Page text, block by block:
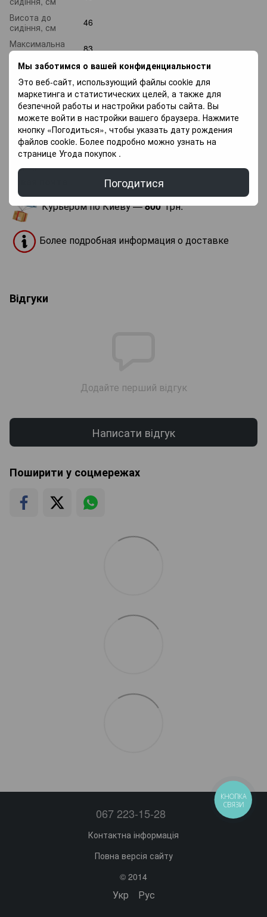
Мы заботимся о вашей конфиденциальности
Это веб-сайт, использующий файлы cookie для
маркетинга и статистических целей, а также для
безпечной работы и настройки работы сайта. Вы
можете войти в настройки вашего браузера. Нажмите
кнопку «Погодиться», чтобы указать дату рождения
файлов cookie. Более подробно можно узнать на
странице Угода покупок .
Погодитися
Висота до
сидіння, см
46
Максимальна
висота
83
Ширина
сидіння, см
Вага, кг
4
Доставка Оплата Гарантія
«Новая почта» по Украине —
Курьером по Киеву —800грн.
Более подробная информация о доставке
Відгуки
Додайте перший відгук
Написати відгук
Поширити у соцмережах
067 223-15-28
Контактна інформація
Повна версія сайту
© 2014
Укр Рус
КНОПКА
СВЯЗИ